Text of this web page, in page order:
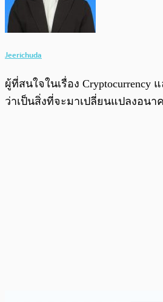
Jeerichuda
ผู้ที่สนใจในเรื่อง Cryptocurrency
ว่าเป็นสิ่งที่จะมาเปลี่ยนแปลงอนา